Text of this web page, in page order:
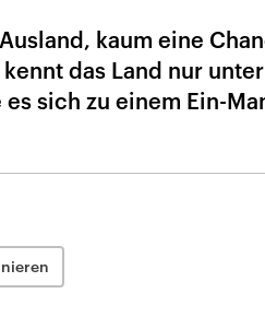
kaum eine
das Land nur unter
sich zu einem Ein-